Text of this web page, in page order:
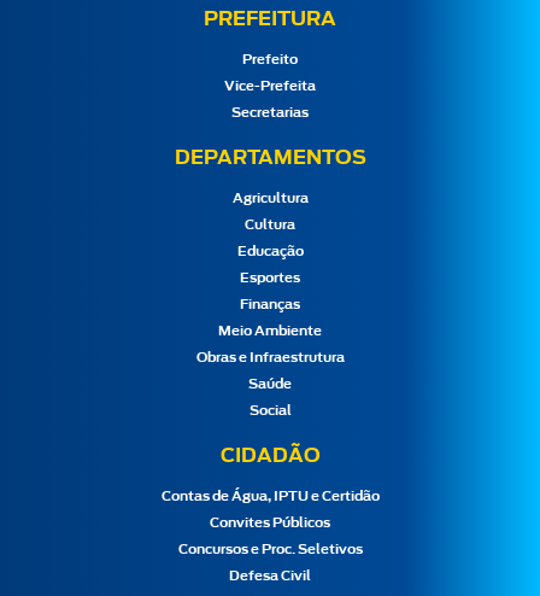
PREFEITURA
Prefeito
Vice-Prefeita
Secretarias
DEPARTAMENTOS
Agricultura
Cultura
Educação
Esportes
Finanças
Meio Ambiente
Obras e Infraestrutura
Saúde
Social
CIDADÃO
Contas de Água, IPTU e Certidão
Convites Públicos
Concursos e Proc. Seletivos
Defesa Civil